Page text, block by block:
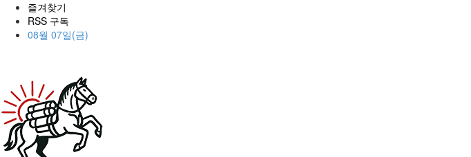
즐겨찾기
RSS 구독
08월 07일(금)